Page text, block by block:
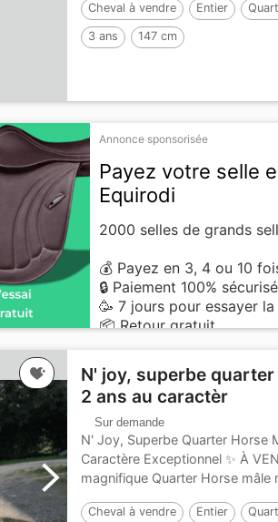
Cheval à vendre Entier
3 ans 147 cm
Annonce sponsorisée
Payez votre selle
Equirodi
2000 selles de grands
💰 Payez en 3, 4 ou 10
🔒 Paiement 100% sécurisé
🥳 7 jours pour essayer la
📦 Retour gratuit
N' joy, superbe
2 ans au caractèr
Sur demande
N' Joy, Superbe Quarter Horse
Caractère Exceptionnel ✨ À
magnifique Quarter Horse mâle
Cheval à vendre Entier